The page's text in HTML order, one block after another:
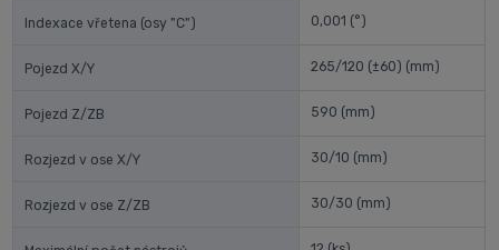
Indexace vřetena (osy "C") 0,001 (°)
Pojezd X/Y 265/120 (±60) (mm)
Pojezd Z/ZB 590 (mm)
Rozjezd v ose X/Y 30/10 (mm)
Rozjezd v ose Z/ZB 30/30 (mm)